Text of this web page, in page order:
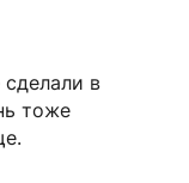
сделали в
тоже